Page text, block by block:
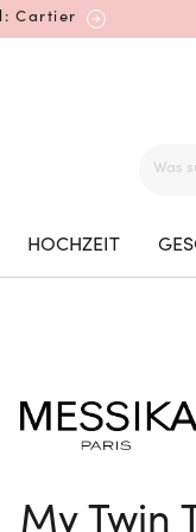
Cartier
Uhren von Cartier
entdecken
Grand Seiko
HOCHZEIT
My Twin